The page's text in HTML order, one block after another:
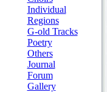
Individual
Regions
G-old Tracks
Poetry
Others
Journal
Forum
Gallery